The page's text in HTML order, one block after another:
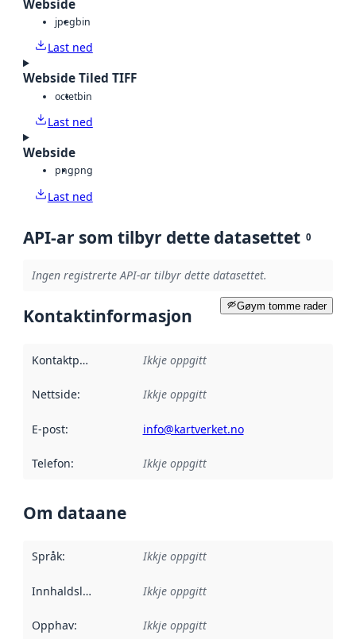
Webside
jpegbin
Last ned
Webside Tiled TIFF
octetbin
Last ned
Webside
pngpng
Last ned
API-ar som tilbyr dette datasettet 0
Ingen registrerte API-ar tilbyr dette datasettet.
Gøym tomme rader
Kontaktinformasjon
Kontaktpunkt Ikkje oppgitt
Nettside: Ikkje oppgitt
E-post: info@kartverket.no
Telefon: Ikkje oppgitt
Om dataane
Språk: Ikkje oppgitt
Innhaldsleverandørar :
Ikkje oppgitt
Opphav: Ikkje oppgitt